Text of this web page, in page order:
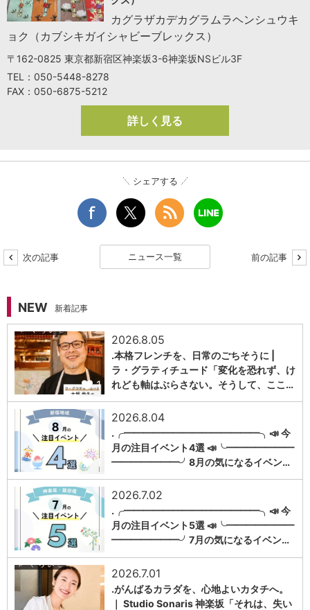
カグラザカデカグラムラヘンシュウキ
ョク（カブシキガイシャビーブレックス）
〒162-0825 東京都新宿区神楽坂3-6神楽坂NSビル3F
TEL：050-5448-8278
FAX：050-6875-5212
詳しく見る
シェアする
次の記事 ニュース一覧 前の記事
NEW 新着記事
1
2026.8.05
.本格フレンチを、日常のごちそうに |
ラ・グラティチュード「変化を恐れず、け
れども軸はぶらさない。そうして、ここ…
1
2026.8.04
.╭━━━━━━━━━━━━━━╮📣 今
月の注目イベント4選 📣╰━━━━━━━
━━━━━━━╯8月の気になるイベン…
1
2026.7.02
.╭━━━━━━━━━━━━━━╮📣 今
月の注目イベント5選 📣╰━━━━━━━
━━━━━━━╯7月の気になるイベン…
2026.7.01
.がんばるカラダを、心地よいカタチへ。
｜ Studio Sonaris 神楽坂「それは、失い